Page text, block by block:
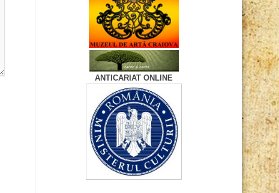
ANTICARIAT ONLINE